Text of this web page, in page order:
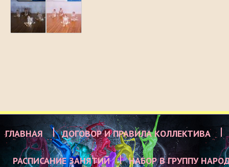
ГЛАВНАЯ ДОГОВОР И ПРАВИЛА КОЛЛЕКТИВА
РАСПИСАНИЕ ЗАНЯТИЙ НАБОР В ГРУППУ